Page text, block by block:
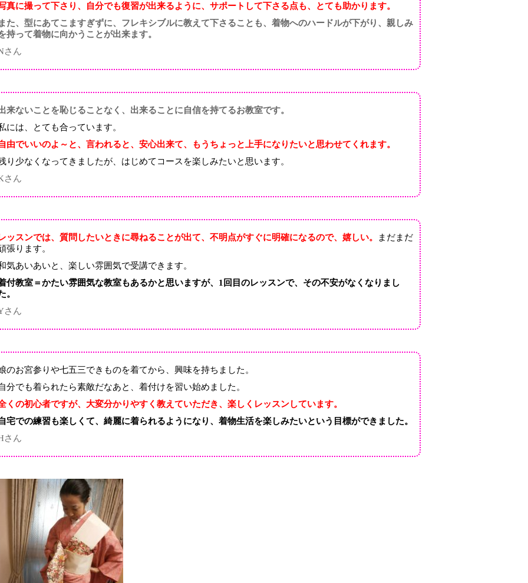
真に撮って下さり、自分でも復習が出来るように、サポートして下さる点も、とても助かります。
た、型にあてこますぎずに、フレキシブルに教えて下さることも、着物へのハードルが下がり、親しみ
持って着物に向かうことが出来ます。
さん
来ないことを恥じることなく、出来ることに自信を持てるお教室です。
には、とても合っています。
由でいいのよ～と、言われると、安心出来て、もうちょっと上手になりたいと思わせてくれます。
り少なくなってきましたが、はじめてコースを楽しみたいと思います。
さん
ッスンでは、質問したいときに尋ねることが出て、不明点がすぐに明確になるので、嬉しい。
まだまだ
張ります。
気あいあいと、楽しい雰囲気で受講できます。
付教室＝かたい雰囲気な教室もあるかと思いますが、1回目のレッスンで、その不安がなくなりまし
。
さん
のお宮参りや七五三できものを着てから、興味を持ちました。
分でも着られたら素敵だなあと、着付けを習い始めました。
くの初心者ですが、大変分かりやすく教えていただき、楽しくレッスンしています。
宅での練習も楽しくて、綺麗に着られるようになり、着物生活を楽しみたいという目標ができました。
さん